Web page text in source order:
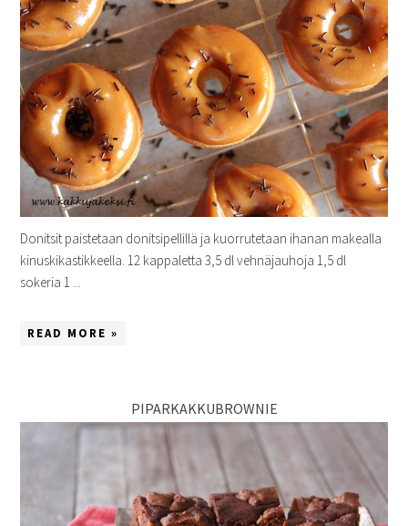
Donitsit paistetaan donitsipellillä ja kuorrutetaan ihanan makealla
kinuskikastikkeella. 12 kappaletta 3,5 dl vehnäjauhoja 1,5 dl
sokeria 1 ...
READ MORE »
PIPARKAKKUBROWNIE